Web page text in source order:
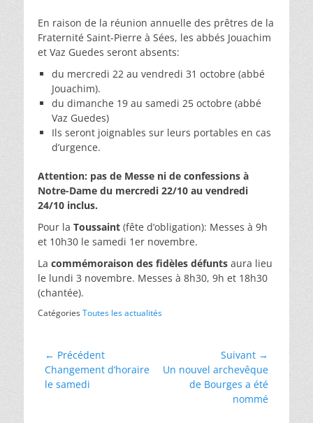
En raison de la réunion annuelle des prêtres de la
Fraternité Saint-Pierre à Sées, les abbés Jouachim
et Vaz Guedes seront absents:
du mercredi 22 au vendredi 31 octobre (abbé
Jouachim).
du dimanche 19 au samedi 25 octobre (abbé
Vaz Guedes)
Ils seront joignables sur leurs portables en cas
d’urgence.
Attention: pas de Messe ni de confessions à
Notre-Dame du mercredi 22/10 au vendredi
24/10 inclus.
Pour la Toussaint (fête d’obligation): Messes à 9h
et 10h30 le samedi 1er novembre.
La commémoraison des fidèles défunts aura lieu
le lundi 3 novembre. Messes à 8h30, 9h et 18h30
(chantée).
CatégoriesToutes les actualités
← Précédent
Changement d’horaire
le samedi
Suivant →
Un nouvel archevêque
de Bourges a été
nommé